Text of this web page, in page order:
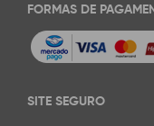
FORMAS DE
SITE SEGURO